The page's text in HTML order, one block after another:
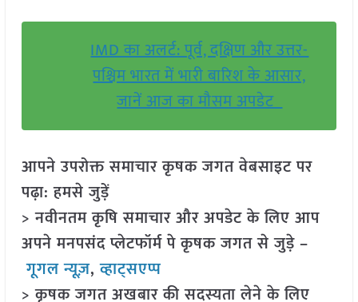
IMD का अलर्ट: पूर्व, दक्षिण और उत्तर-
पश्चिम भारत में भारी बारिश के आसार,
जानें आज का मौसम अपडेट
आपने उपरोक्त समाचार कृषक जगत वेबसाइट पर
पढ़ा: हमसे जुड़ें
> नवीनतम कृषि समाचार और अपडेट के लिए आप
अपने मनपसंद प्लेटफॉर्म पे कृषक जगत से जुड़े –
गूगल न्यूज़,व्हाट्सएप्प
> कृषक जगत अखबार की सदस्यता लेने के लिए